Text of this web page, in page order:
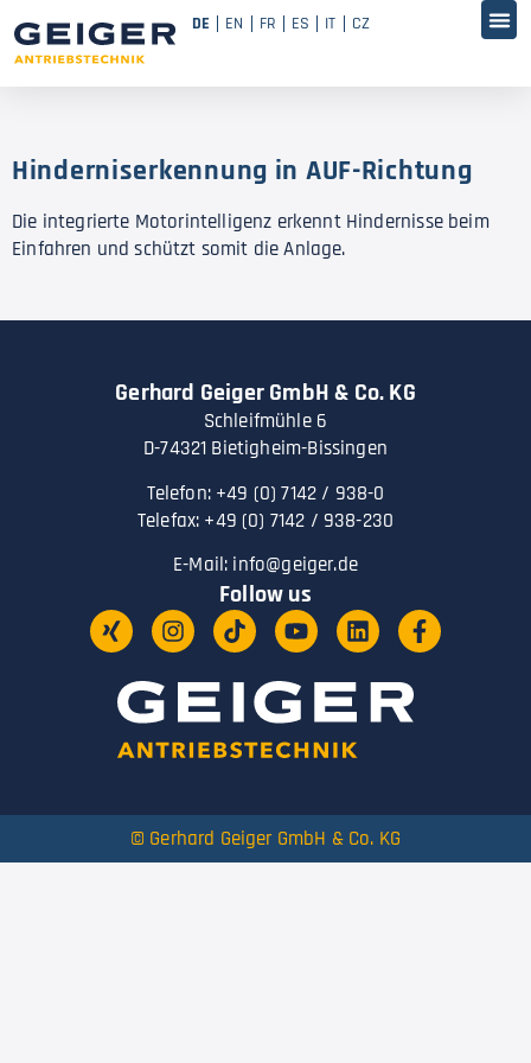
DE EN FR ES IT CZ
Hinderniserkennung in AUF-Richtung
Die integrierte Motorintelligenz erkennt Hindernisse beim
Einfahren und schützt somit die Anlage.
Gerhard Geiger GmbH & Co. KG
Schleifmühle 6
D-74321 Bietigheim-Bissingen
Telefon: +49 (0) 7142 / 938-0
Telefax: +49 (0) 7142 / 938-230
E-Mail: info@geiger.de
Follow us
© Gerhard Geiger GmbH & Co. KG